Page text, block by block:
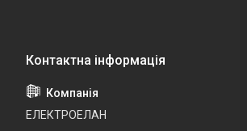
ЕЛЕКТРОЕЛАН